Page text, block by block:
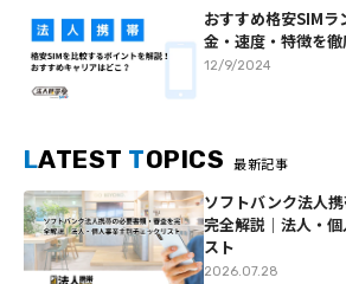
おすすめ格安SIMラ
金・速度・特徴を徹
12/9/2024
LATEST TOPICS 最新記事
ソフトバンク法人
完全解説｜法人・
スト
2026.07.28